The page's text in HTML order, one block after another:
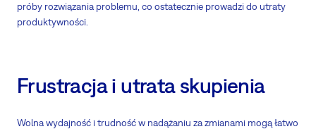
próby rozwiązania problemu, co ostatecznie prowadzi do utraty
produktywności.
Frustracja i utrata skupienia
Wolna wydajność i trudność w nadążaniu za zmianami mogą łatwo